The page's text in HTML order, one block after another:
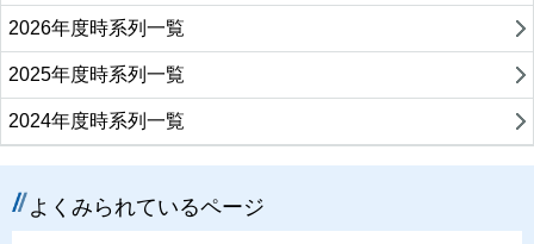
2026年度時系列一覧
2025年度時系列一覧
2024年度時系列一覧
よくみられているページ